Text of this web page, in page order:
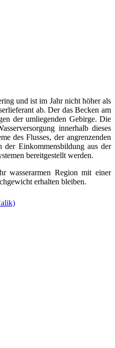
und ist im Jahr nicht höher als
ab. Der das Becken am
der umliegenden Gebirge. Die
innerhalb dieses
des Flusses, der angrenzenden
Einkommensbildung aus der
bereitgestellt werden.
wasserarmen Region mit einer
erhalten bleiben.